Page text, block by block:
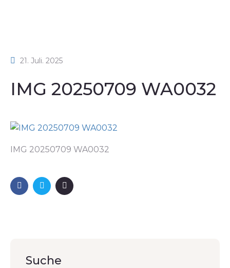
21. Juli. 2025
IMG 20250709 WA0032
IMG 20250709 WA0032
Suche